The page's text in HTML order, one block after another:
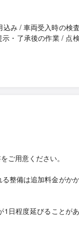
み / 車両受入時の検
・了承後の作業 / 点
ご用意ください。
整備は追加料金がか
1日程度延びることが